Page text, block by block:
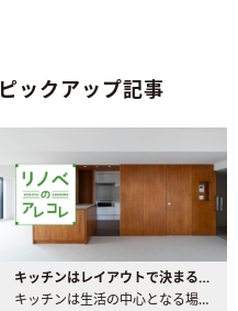
ピックアップ記事
キッチンはレイアウトで決まる。後悔しないための考え方と選び方
キッチンは生活の中心となる場所だからこそ、家の中のどこに置..